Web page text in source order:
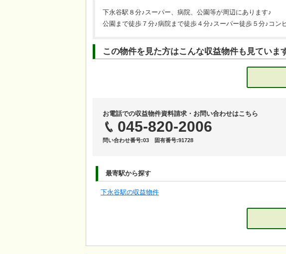
下永谷駅８分♪スーパー、病院、公園等が周辺にあります♪
公園まで徒歩７分♪病院まで徒歩４分♪スーパー徒歩５分♪コン
この物件を見た方はこんな収益物件も見ていま
お電話での収益物件資料請求・お問い合わせはこちら
045-820-2006
問い合わせ番号:03 固有番号:91728
最寄駅から探す
下永谷駅の収益物件